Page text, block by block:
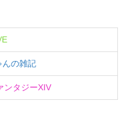
んの雑記
ンタジーXIV